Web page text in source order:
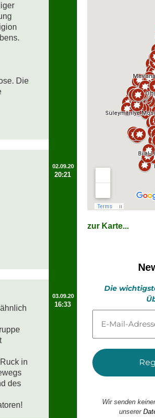
Die
02.09.20
20:21
in
des
03.09.20
16:33
zur Karte...
Die
Mail-
*
Wir senden
unserer